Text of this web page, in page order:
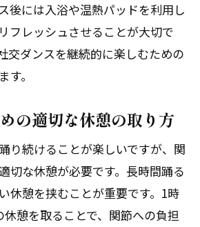
後には入浴や温熱パッドを利用し
フレッシュさせることが大切で
交ダンスを継続的に楽しむための
。
の適切な休憩の取り方
り続けることが楽しいですが、関
切な休憩が必要です。長時間踊る
休憩を挟むことが重要です。1時
憩を取ることで、関節への負担